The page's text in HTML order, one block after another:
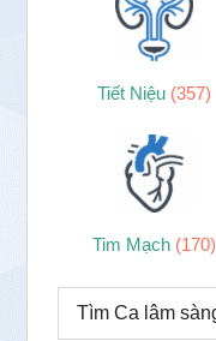
Tiết Niệu (357)
Tim Mạch (170)